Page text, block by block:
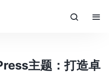
主题：打造卓